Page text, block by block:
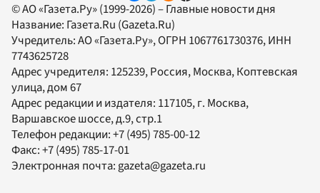
© АО «Газета.Ру» (1999-2026) – Главные новости дня
Название: Газета.Ru (Gazeta.Ru)
Учредитель:АО «Газета.Ру», ОГРН 1067761730376, ИНН
7743625728
Адрес учредителя: 125239, Россия, Москва, Коптевская
улица, дом 67
Адрес редакции и издателя: 117105, г. Москва,
Варшавское шоссе, д.9, стр.1
Телефон редакции:+7 (495) 785-00-12
Факс:+7 (495) 785-17-01
Электронная почта:gazeta@gazeta.ru